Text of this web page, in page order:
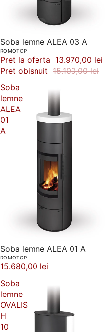
-7%
Soba lemne ALEA 03 A
ROMOTOP
Pret la oferta 13.970,00 lei
Pret obisnuit 15.100,00 lei
Soba
lemne
ALEA
01
A
Soba lemne ALEA 01 A
ROMOTOP
15.680,00 lei
Soba
lemne
OVALIS
H
10